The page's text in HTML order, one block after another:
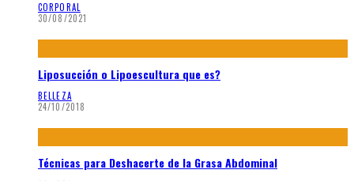
CORPORAL
30/08/2021
Liposucción o Lipoescultura que es?
BELLEZA
24/10/2018
Técnicas para Deshacerte de la Grasa Abdominal